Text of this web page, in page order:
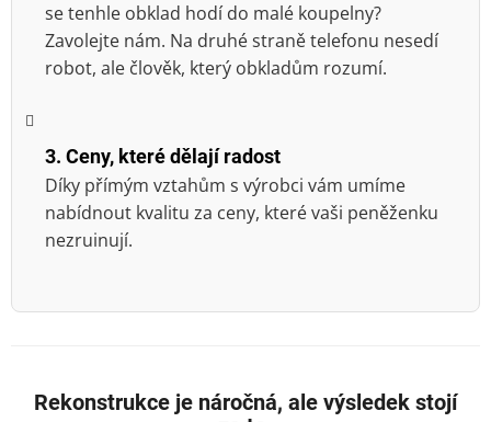
se tenhle obklad hodí do malé koupelny?
Zavolejte nám. Na druhé straně telefonu nesedí
robot, ale člověk, který obkladům rozumí.
3. Ceny, které dělají radost
Díky přímým vztahům s výrobci vám umíme
nabídnout kvalitu za ceny, které vaši peněženku
nezruinují.
Rekonstrukce je náročná, ale výsledek stojí